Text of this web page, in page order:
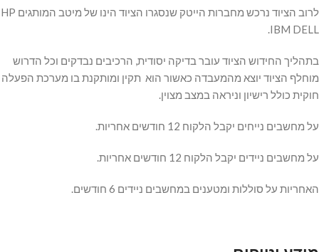
לרוב הציוד נרכש מחברות הייטק שנסגרו הציוד הינו של מיטב המותגים HP
IBM DELL.
בתהליך החידוש הציוד עובר בדיקה יסודית, הרכיבים נבדקים וכל הדרוש
מוחלף הציוד יוצא מהמעבדה כאשור הוא תקין ומותקנת בו מערכת הפעלה
חוקית כולל רישיון וניראה במצב מצוין.
על מחשבים נייחים יקבל הלקוח 12 חודשים אחריות.
על מחשבים ניידים יקבל הלקוח 12 חודשים אחריות.
האחריות על סוללות ומטענים במחשבים ניידים 6 חודשים.